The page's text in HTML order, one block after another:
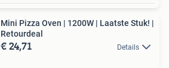
Mini Pizza Oven | 1200W | Laatste Stuk! |
Retourdeal
€ 24,71 Details